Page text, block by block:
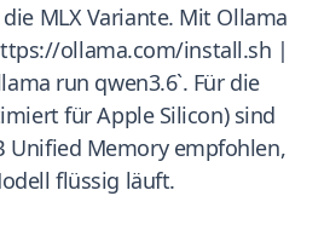
MLX Variante. Mit Ollama
ollama.com/install.sh |
run qwen3.6`. Für die
für Apple Silicon) sind
Unified Memory empfohlen,
flüssig läuft.